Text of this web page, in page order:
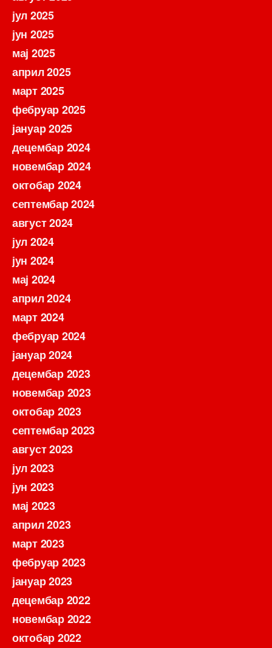
јул 2025
јун 2025
мај 2025
април 2025
март 2025
фебруар 2025
јануар 2025
децембар 2024
новембар 2024
октобар 2024
септембар 2024
август 2024
јул 2024
јун 2024
мај 2024
април 2024
март 2024
фебруар 2024
јануар 2024
децембар 2023
новембар 2023
октобар 2023
септембар 2023
август 2023
јул 2023
јун 2023
мај 2023
април 2023
март 2023
фебруар 2023
јануар 2023
децембар 2022
новембар 2022
октобар 2022